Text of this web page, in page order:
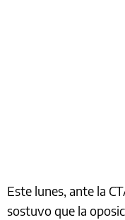
Este lunes, ante la
sostuvo que la